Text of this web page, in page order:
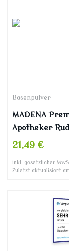
Basenpulver
MADENA
Apotheker
240g, das
Acerola
21,49 €
inkl. gesetzlicher
Zuletzt aktualisiert